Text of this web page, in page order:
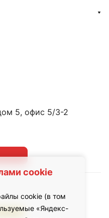
cookie
cookie (в том
«Яндекс-
5, офис 5/3-2